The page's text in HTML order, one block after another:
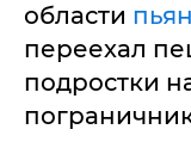
области
переехал
подростки